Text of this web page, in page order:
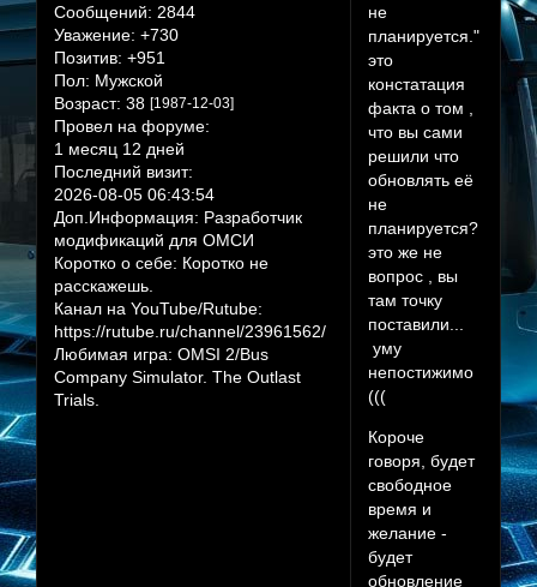
Сообщений: 2844
Уважение: +730
Позитив: +951
Пол: Мужской
Возраст: 38 [1987-12-03]
Провел на форуме:
1 месяц 12 дней
Последний визит:
2026-08-05 06:43:54
Доп.Информация: Разработчик
модификаций для ОМСИ
Коротко о себе: Коротко не
расскажешь.
Канал на YouTube/Rutube:
https://rutube.ru/channel/23961562/
Любимая игра: OMSI 2/Bus
Company Simulator. The Outlast
Trials.
не
планируется."
это
констатация
факта о том ,
что вы сами
решили что
обновлять её
не
планируется?
это же не
вопрос , вы
там точку
поставили...
уму
непостижимо
(((
Короче
говоря, будет
свободное
время и
желание -
будет
обновление